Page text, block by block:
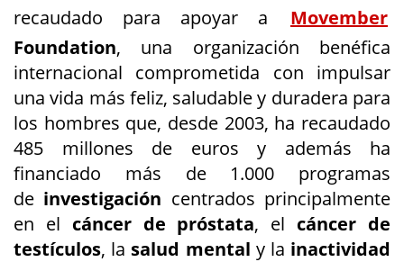
recaudado para apoyar a
Movember
Foundation, una organización benéfica
internacional comprometida con impulsar
una vida más feliz, saludable y duradera para
los hombres que, desde 2003, ha recaudado
485 millones de euros y además ha
financiado más de 1.000 programas
de investigación centrados principalmente
en el cáncer de próstata, el cáncer de
testículos, la salud mental y la inactividad